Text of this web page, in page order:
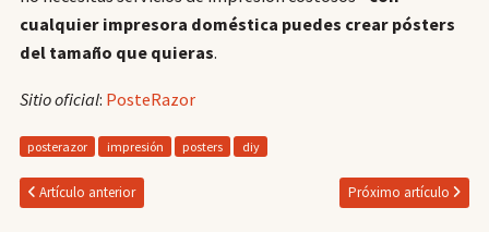
cualquier impresora doméstica puedes crear pósters
del tamaño que quieras.
Sitio oficial: PosteRazor
posterazor impresión posters diy
Artículo anterior Próximo artículo